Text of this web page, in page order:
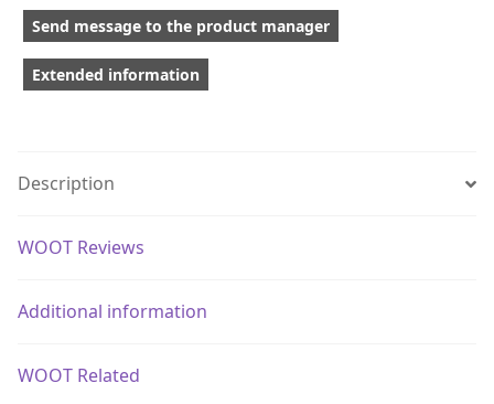
Send message to the product manager
Extended information
Description
WOOT Reviews
Additional information
WOOT Related